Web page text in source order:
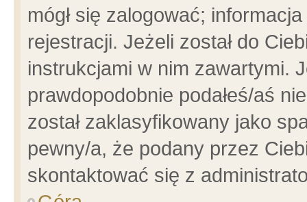
mógł się zalogować;
rejestracji. Jeżeli został do
instrukcjami w nim zawartymi.
prawdopodobnie podałeś/aś
został zaklasyfikowany jako
pewny/a, że podany przez
skontaktować się z